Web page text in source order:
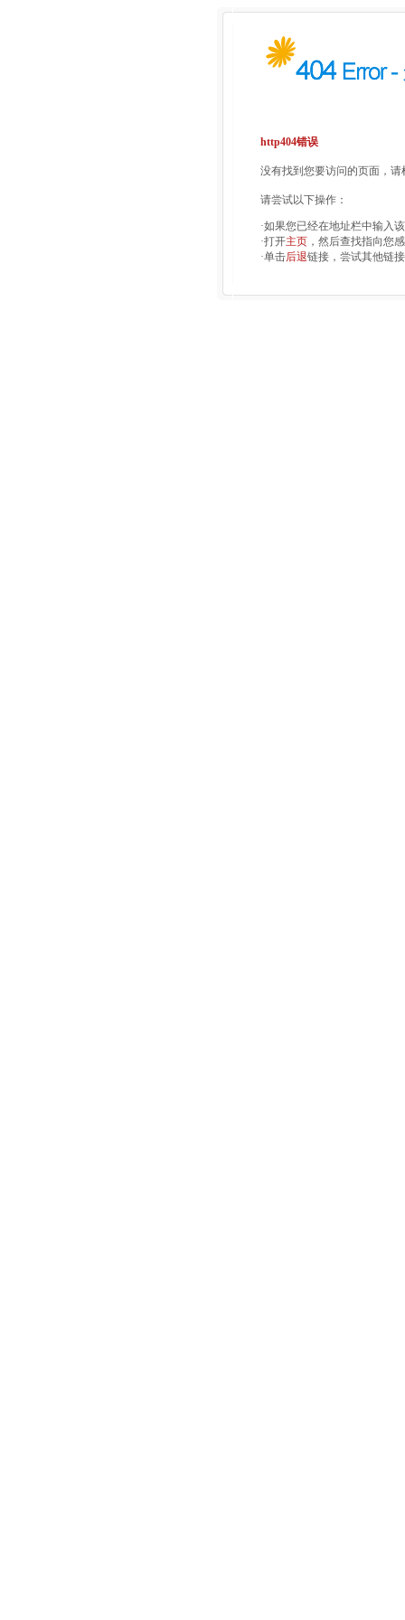
http404错误
没有找到您要访问的页面，
请尝试以下操作：
·如果您已经在地址栏中输入
·打开主页 ，然后查找指向您
·单击后退链接，尝试其他链